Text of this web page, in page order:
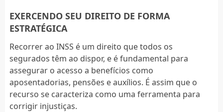
EXERCENDO SEU DIREITO DE FORMA
ESTRATÉGICA
Recorrer ao INSS é um direito que todos os
segurados têm ao dispor, e é fundamental para
assegurar o acesso a benefícios como
aposentadorias, pensões e auxílios. É assim que o
recurso se caracteriza como uma ferramenta para
corrigir injustiças.